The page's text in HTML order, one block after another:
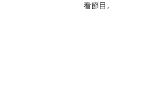
看節目。